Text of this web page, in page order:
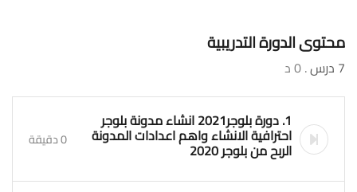
محتوى الدورة التدريبية
7 درس . 0 د
1. دورة بلوجر2021 انشاء مدونة بلوجر
احترافية الانشاء واهم اعدادات المدونة
الربح من بلوجر 2020 0 دقيقة